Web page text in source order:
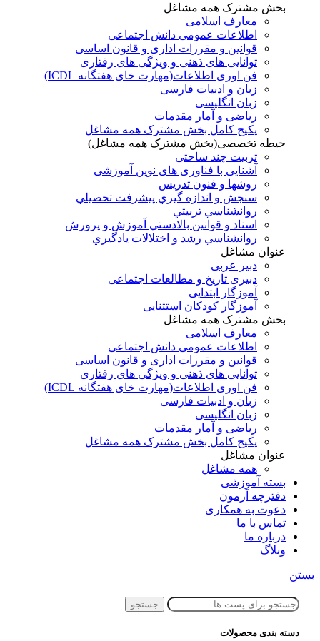
بخش مشترک همه مشاغل
معارف اسلامی
اطلاعات عمومی دانش اجتماعی
قوانین و مقررات اداری و قانون اساسی
توانایی های ذهنی و ویژگی های رفتاری
فن اوری اطلاعات(مهارت خای هفتگانه ICDL)
زبان و ادبیات فارسی
زبان انگلیسی
ریاضی و آمار مقدمات
پکیج کامل بخش مشترک همه مشاغل
حیطه تخصصی(بخش مشترک همه مشاغل)
تربیت چند ساحتی
آشنایی با فناوری های نوین آموزشی
روشها و فنون تدريس
سنجش و اندازه گيري پيشرفت تحصيلي
روانشناسي تربيتي
اسناد و قوانين بالادستي آموزش و پرورش
روانشناسي رشد و اختلالات يادگيري
عنوان مشاغل
دبير عربی
دبیری تاریخ و مطالعات اجتماعی
آموزگار ابتدایی
آموزگار کودکان استثنایی
بخش مشترک همه مشاغل
معارف اسلامی
اطلاعات عمومی دانش اجتماعی
قوانین و مقررات اداری و قانون اساسی
توانایی های ذهنی و ویژگی های رفتاری
فن اوری اطلاعات(مهارت خای هفتگانه ICDL)
زبان و ادبیات فارسی
زبان انگلیسی
ریاضی و آمار مقدمات
پکیج کامل بخش مشترک همه مشاغل
عنوان مشاغل
همه مشاغل
بسته آموزشی
دفترچه آزمون
دعوت به همکاری
تماس با ما
درباره ما
وبلاگ
بستن
جستجو
دسته بندی محصولات